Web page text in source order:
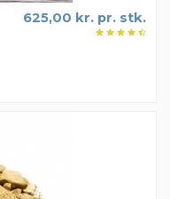
625,00 kr. pr. stk.